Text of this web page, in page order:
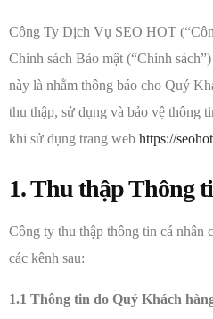
Công Ty Dịch Vụ SEO HOT
Chính sách Bảo mật (“Chính
này là nhằm thông báo cho Quý
thu thập, sử dụng và bảo vệ thông
khi sử dụng trang web https://
1. Thu thập Thông
Công ty thu thập thông tin cá nhân
các kênh sau:
1.1 Thông tin do Quý Khách